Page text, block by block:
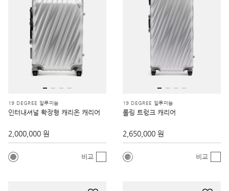
19 DEGREE 알루미늄
인터내셔널 확장형 캐리온 캐리어
2,000,000 원
비교
19 DEGREE 알루미늄
롤링 트렁크 캐리어
2,650,000 원
비교